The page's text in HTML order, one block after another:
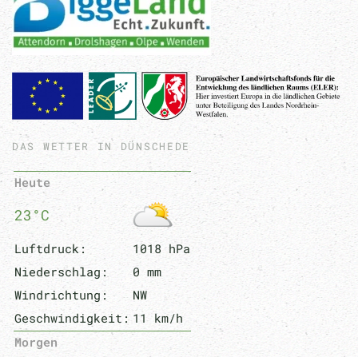
DAS WETTER IN DÜNSCHEDE
Heute
23°C
Luftdruck:
1018 hPa
Niederschlag:
0 mm
Windrichtung:
NW
Geschwindigkeit: 11 km/h
Morgen